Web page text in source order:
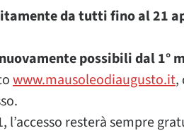
da tutti fino al 21
possibili dal 1°
www.mausoleodiaugusto.it,
resterà sempre